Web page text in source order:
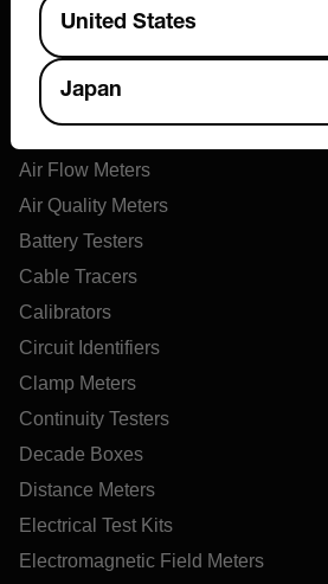
Online Orders
Products
Air Flow Meters
Air Quality Meters
Battery Testers
Cable Tracers
Calibrators
Circuit Identifiers
Clamp Meters
Continuity Testers
Decade Boxes
Distance Meters
Electrical Test Kits
Electromagnetic Field Meters
United States
Japan